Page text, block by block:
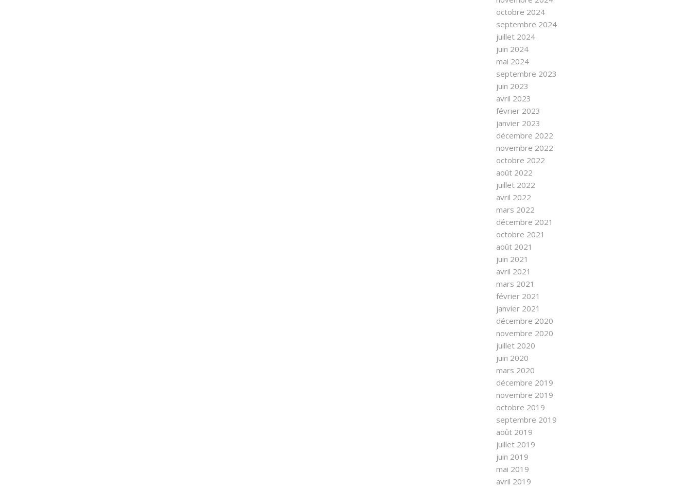
octobre 2024
septembre 2024
juillet 2024
juin 2024
mai 2024
septembre 2023
juin 2023
avril 2023
février 2023
janvier 2023
décembre 2022
novembre 2022
octobre 2022
août 2022
juillet 2022
avril 2022
mars 2022
décembre 2021
octobre 2021
août 2021
juin 2021
avril 2021
mars 2021
février 2021
janvier 2021
décembre 2020
novembre 2020
juillet 2020
juin 2020
mars 2020
décembre 2019
novembre 2019
octobre 2019
septembre 2019
août 2019
juillet 2019
juin 2019
mai 2019
avril 2019